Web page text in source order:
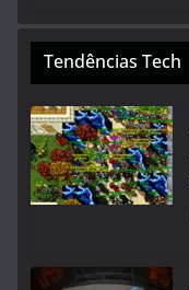
Tendências Tech